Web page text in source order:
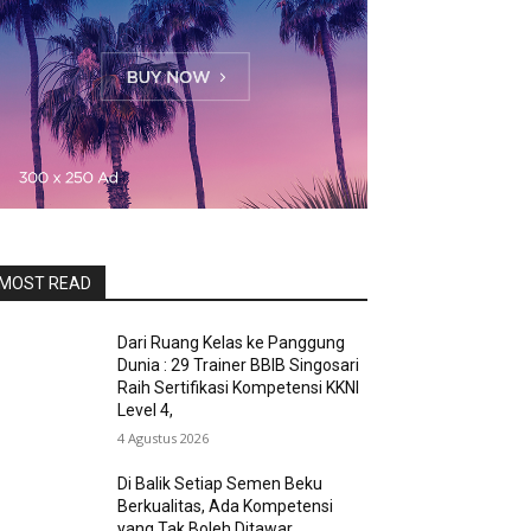
READ
Dari Ruang Kelas ke Panggung
Dunia : 29 Trainer BBIB Singosari
Raih Sertifikasi Kompetensi KKNI
Level 4,
4 Agustus 2026
Di Balik Setiap Semen Beku
Berkualitas, Ada Kompetensi